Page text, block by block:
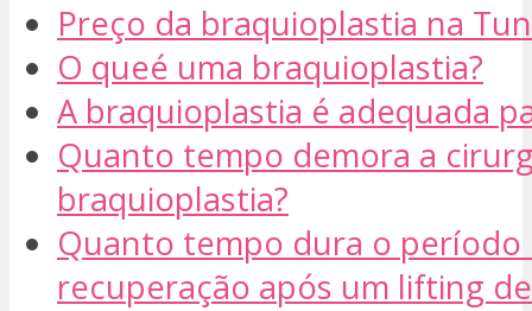
Preço da braquioplastia na
O queé uma braquioplastia?
A braquioplastia é adequada
Quanto tempo demora a
braquioplastia?
Quanto tempo dura o período
recuperação após um lifting